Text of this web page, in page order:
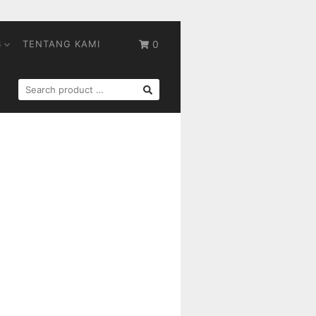
0
TENTANG KAMI
SEARCH
FOR: